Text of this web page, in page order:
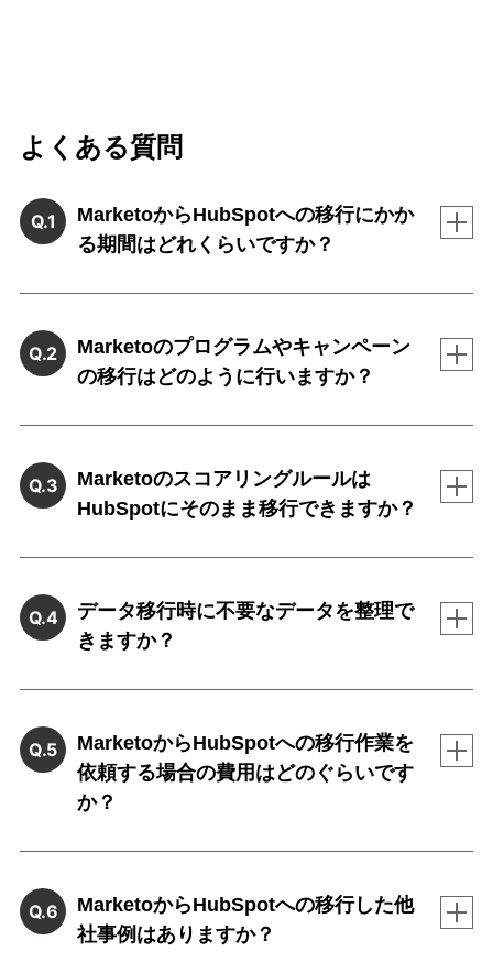
よくある質問
Q.1
MarketoからHubSpotへの移行にかか
る期間はどれくらいですか？
Q.2
Marketoのプログラムやキャンペーン
の移行はどのように行いますか？
Q.3
Marketoのスコアリングルールは
HubSpotにそのまま移行できますか？
Q.4
データ移行時に不要なデータを整理で
きますか？
Q.5
MarketoからHubSpotへの移行作業を
依頼する場合の費用はどのぐらいです
か？
Q.6
MarketoからHubSpotへの移行した他
社事例はありますか？